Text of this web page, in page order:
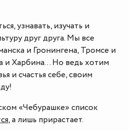
узнавать, изучать и
друг друга. Мы все
и Гронингена, Тромсе и
и Харбина… Но ведь хотим
и счастья себе, своим
«Чебурашке» список
, а лишь прирастает.